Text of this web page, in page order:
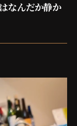
なんだか静か